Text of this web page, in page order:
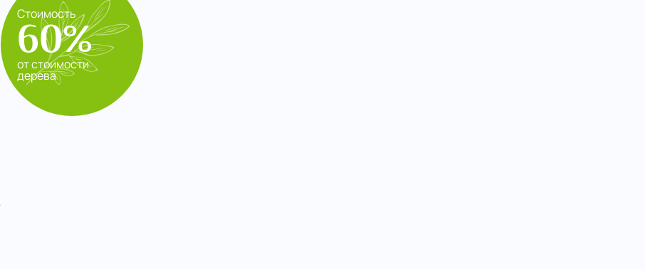
Стоимость
60%
от стоимости
дерева